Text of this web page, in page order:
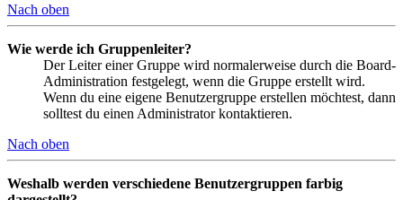
Nach oben
Wie werde ich Gruppenleiter?
Der Leiter einer Gruppe wird normalerweise durch die Board-
Administration festgelegt, wenn die Gruppe erstellt wird.
Wenn du eine eigene Benutzergruppe erstellen möchtest, dann
solltest du einen Administrator kontaktieren.
Nach oben
Weshalb werden verschiedene Benutzergruppen farbig